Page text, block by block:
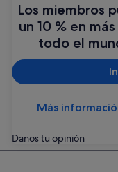
Los miembros
un 10 % en
todo el
Más
Danos tu opinión